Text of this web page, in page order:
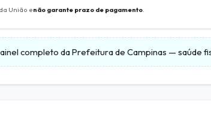
União enão garante prazo de pagamento.
completo daPrefeitura de Campinas — saúde